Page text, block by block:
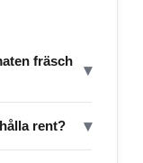
fräsch
▾
rent? ▾